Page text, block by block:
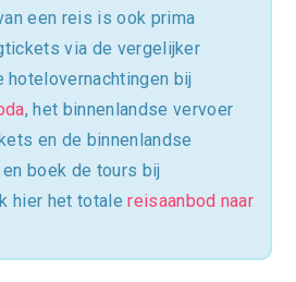
een reis is ook prima
via de vergelijker
hotelovernachtingen bij
, het binnenlandse vervoer
en de binnenlandse
en boek de tours bij
hier het totalereisaanbod naar